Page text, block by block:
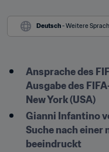
Deutsch - Weitere
Ansprache des
Ausgabe des
New York (USA)
Gianni Infantino
Suche nach einer
beeindruckt